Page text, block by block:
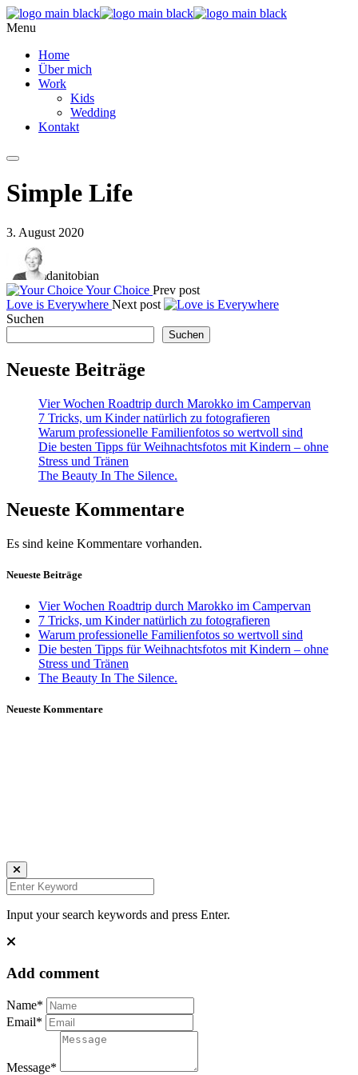
Menu
Home
Über mich
Work
Kids
Wedding
Kontakt
Simple Life
3. August 2020
danitobian
Your Choice Prev post
Love is Everywhere Next post
Suchen
Suchen
Neueste Beiträge
Vier Wochen Roadtrip durch Marokko im Campervan
7 Tricks, um Kinder natürlich zu fotografieren
Warum professionelle Familienfotos so wertvoll sind
Die besten Tipps für Weihnachtsfotos mit Kindern – ohne
Stress und Tränen
The Beauty In The Silence.
Neueste Kommentare
Es sind keine Kommentare vorhanden.
Neueste Beiträge
Vier Wochen Roadtrip durch Marokko im Campervan
7 Tricks, um Kinder natürlich zu fotografieren
Warum professionelle Familienfotos so wertvoll sind
Die besten Tipps für Weihnachtsfotos mit Kindern – ohne
Stress und Tränen
The Beauty In The Silence.
Neueste Kommentare
Input your search keywords and press Enter.
Add comment
Name*
Email*
Message*